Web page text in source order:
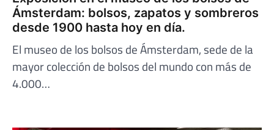
Ámsterdam: bolsos, zapatos y sombreros
desde 1900 hasta hoy en día.
El museo de los bolsos de Ámsterdam, sede de la
mayor colección de bolsos del mundo con más de
4.000…